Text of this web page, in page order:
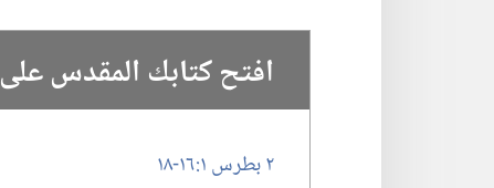
افتح كتابك المقدس على
٢ بطرس ١:‏​١٦-‏١٨